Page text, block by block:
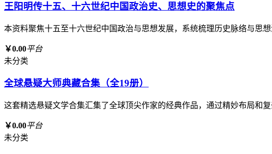
王阳明传十五、十六世纪中国政治史、思想史的聚焦点
本资料聚焦十五至十六世纪中国政治与思想发展，系统梳理历史脉络与思
￥0.00平台
未分类
全球悬疑大师典藏合集（全19册）
这套精选悬疑文学合集汇集了全球顶尖作家的经典作品，通过精妙布局和
￥0.00平台
未分类